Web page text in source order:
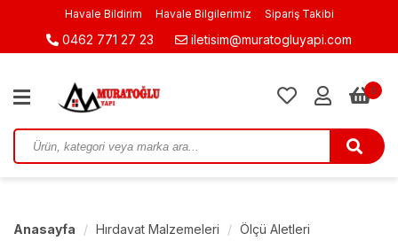
Havale Bildirim Havale Bilgilerimiz Sipariş Takibi
0462 771 27 23 iletisim@muratogluyapi.com
0
Anasayfa Hırdavat Malzemeleri Ölçü Aletleri